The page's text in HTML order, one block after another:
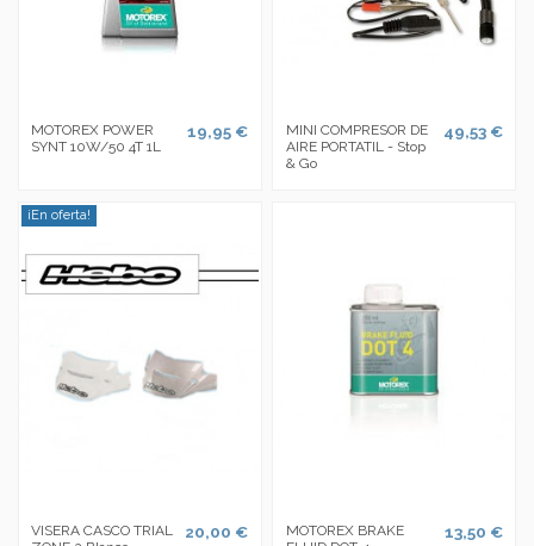
MOTOREX POWER
SYNT 10W/50 4T 1L
19,95 €
MINI COMPRESOR DE
AIRE PORTATIL - Stop
& Go
49,53 €
¡En oferta!
VISERA CASCO TRIAL
20,00 €
MOTOREX BRAKE
13,50 €